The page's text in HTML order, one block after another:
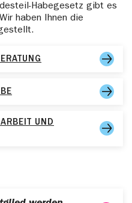
relevante Informationen,
Habegesetz gibt es
haben Ihnen die
UND